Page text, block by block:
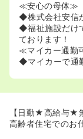
≪安心の母体≫
◆株式会社安信
◆福祉施設だけ
ております！
≪マイカー通勤
◆マイカーで通
【日勤★高給与★
高齢者住宅でのお